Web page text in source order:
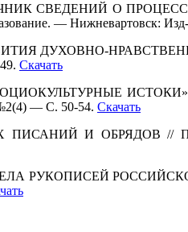
СВЕДЕНИЙ О
— Нижневартовск: Изд-
ДУХОВНО-
Скачать
— С. 50-54. Скачать
И ОБРЯДОВ //
РУКОПИСЕЙ
чать